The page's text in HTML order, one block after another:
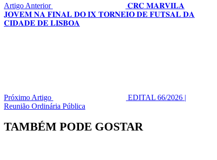
Artigo Anterior
𝐂𝐑𝐂 𝐌𝐀𝐑𝐕𝐈𝐋𝐀
𝐉𝐎𝐕𝐄𝐌 𝐍𝐀 𝐅𝐈𝐍𝐀𝐋 𝐃𝐎 𝐈𝐗 𝐓𝐎𝐑𝐍𝐄𝐈𝐎 𝐃𝐄 𝐅𝐔𝐓𝐒𝐀𝐋 𝐃𝐀
𝐂𝐈𝐃𝐀𝐃𝐄 𝐃𝐄 𝐋𝐈𝐒𝐁𝐎𝐀
Próximo Artigo
EDITAL 66/2026 |
Reunião Ordinária Pública
TAMBÉM PODE GOSTAR